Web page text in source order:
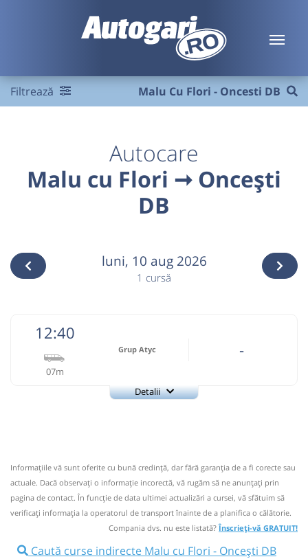
Filtrează Malu Cu Flori - Oncesti DB
Autocare
Malu cu Flori ➞ Oncești
DB
luni, 10 aug 2026
1 cursă
12:40
07m
Grup Atyc -
Detalii
Nu a circulat?Semnalați aici
Pune poze din călătoria ta ⤣
12:40 Malu cu Flori Centru
Microbuz: * Campulung Muscel-Targoviste
Informaţiile vă sunt oferite cu bună credinţă, dar fără garanţia de a fi corecte sau
actuale. Dacă observați o informaţie incorectă, vă rugăm să ne anunțați prin
pagina de contact. În funcție de data ultimei actualizări a cursei, vă sfătuim să
verificaţi informaţia la operatorul de transport înainte de a planifica o călătorie.
Compania dvs. nu este listată?Înscrieți-vă GRATUIT!
Caută curse indirecte Malu cu Flori - Oncești DB